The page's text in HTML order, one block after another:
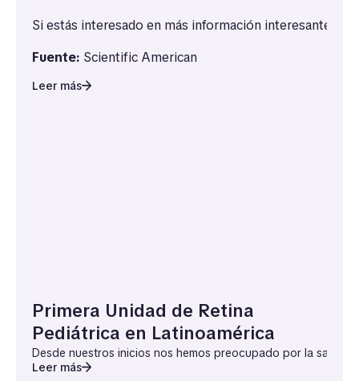
Si estás interesado en más información interesante
Fuente: Scientific American
Leer más
Primera Unidad de Retina
Pediátrica en Latinoamérica
Desde nuestros inicios nos hemos preocupado por la salud
Leer más